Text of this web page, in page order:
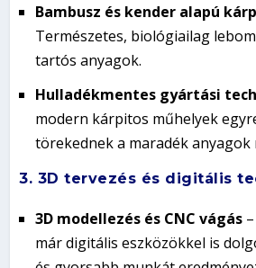
Bambusz és kender alapú
Természetes, biológiailag
tartós anyagok.
Hulladékmentes gyártási
modern kárpitos műhelyek
törekednek a maradék anyagok
3. 3D tervezés és digitális
3D modellezés és CNC vágás
már digitális eszközökkel is